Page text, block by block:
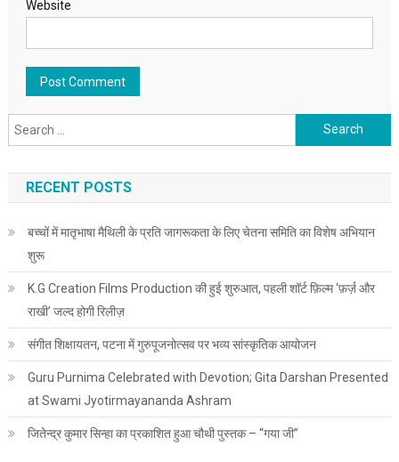
Website
Search for:
RECENT POSTS
बच्चों में मातृभाषा मैथिली के प्रति जागरूकता के लिए चेतना समिति का विशेष अभियान
शुरू
K.G Creation Films Production की हुई शुरुआत, पहली शॉर्ट फ़िल्म ‘फ़र्ज़ और
राखी’ जल्द होगी रिलीज़
संगीत शिक्षायतन, पटना में गुरुपूजनोत्सव पर भव्य सांस्कृतिक आयोजन
Guru Purnima Celebrated with Devotion; Gita Darshan Presented
at Swami Jyotirmayananda Ashram
जितेन्द्र कुमार सिन्हा का प्रकाशित हुआ चौथी पुस्तक – “गया जी”